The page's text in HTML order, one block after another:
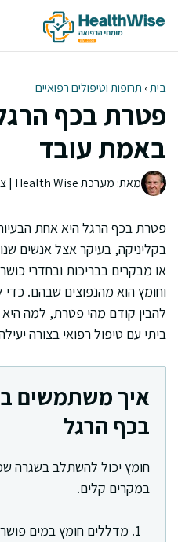
לתוכן
בית› תרופות וטיפולים רפואיים
פטרת בכף
באמת עובד
מאת: מערכת Health Wise | צוות העריכה
פטרת בכף הרגל היא אחת
בקליניקה, בעיקר אצל אנשים
או מבקרים בבריכות ובחדרי
וחומץ הוא מהנפוצים שבהם. כדי
להבין קודם מהי פטרת, למה
ביתי עם טיפול רפואי בצורה
איך משתמשים
בכף הרגל
חומץ יכול להשתלב בשגרה
במקרים קלים.
מדללים חומץ במים